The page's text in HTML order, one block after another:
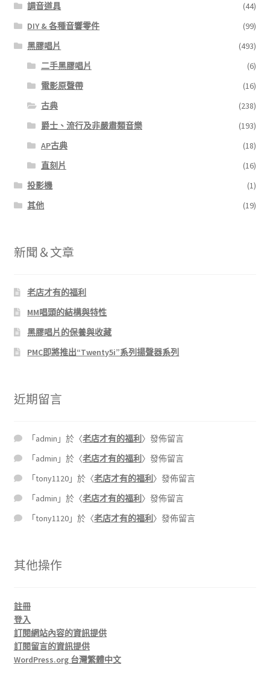
調音道具
(44)
DIY & 各種音響零件
(99)
黑膠唱片
(493)
二手黑膠唱片
(6)
電影原聲帶
(16)
古典
(238)
爵士、流行及非嚴肅類音樂
(193)
AP古典
(18)
直刻片
(16)
投影機
(1)
其他
(19)
新聞＆文章
老店才有的福利
MM唱頭的結構與特性
黑膠唱片的保養與收藏
PMC即將推出“Twenty5i”系列揚聲器系列
近期留言
「 admin 」於〈老店才有的福利 〉發佈留言
「 admin 」於〈老店才有的福利 〉發佈留言
「tony1120 」於〈老店才有的福利 〉發佈留言
「 admin 」於〈老店才有的福利 〉發佈留言
「tony1120 」於〈老店才有的福利 〉發佈留言
其他操作
註冊
登入
訂閱網站內容的資訊提供
訂閱留言的資訊提供
WordPress.org 台灣繁體中文